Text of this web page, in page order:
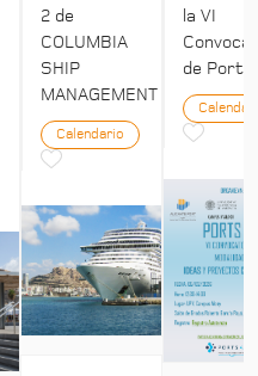
2 de
COLUMBIA
SHIP
MANAGEMENT
Calendario
la VI
de Ports